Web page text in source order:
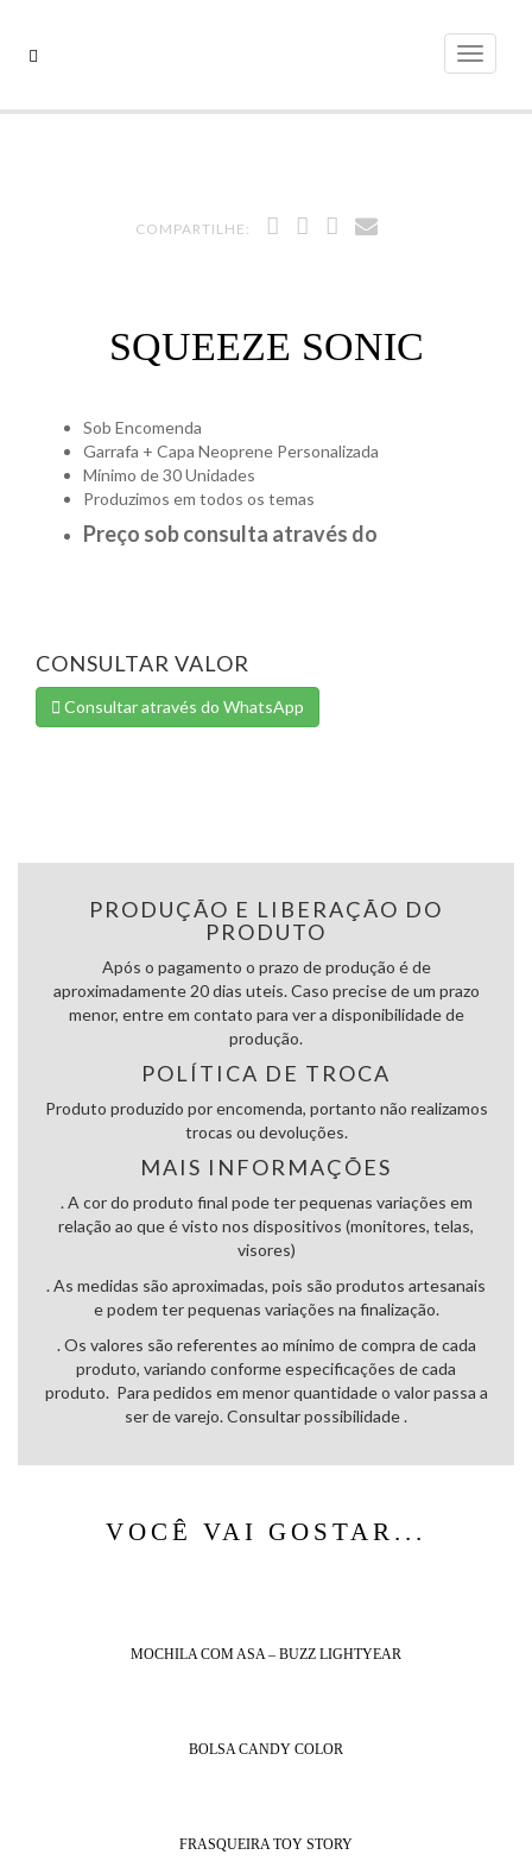
para
Alternar
COMPARTILHE:
SQUEEZE SONIC
Sob Encomenda
Garrafa + Capa Neoprene Personalizada
Mínimo de 30 Unidades
Produzimos em todos os temas
Preço sob consulta através do
CONSULTAR VALOR
Consultar através do WhatsApp
PRODUÇÃO E LIBERAÇÃO DO
PRODUTO
Após o pagamento o prazo de produção é de
aproximadamente 20 dias uteis. Caso precise de um prazo
menor, entre em contato para ver a disponibilidade de
produção.
POLÍTICA DE TROCA
Produto produzido por encomenda, portanto não realizamos
trocas ou devoluções.
MAIS INFORMAÇÕES
. A cor do produto final pode ter pequenas variações em
relação ao que é visto nos dispositivos (monitores, telas,
visores)
. As medidas são aproximadas, pois são produtos artesanais
e podem ter pequenas variações na finalização.
. Os valores são referentes ao mínimo de compra de cada
produto, variando conforme especificações de cada
produto. Para pedidos em menor quantidade o valor passa a
ser de varejo. Consultar possibilidade .
VOCÊ VAI GOSTAR...
MOCHILA COM ASA – BUZZ LIGHTYEAR
BOLSA CANDY COLOR
FRASQUEIRA TOY STORY